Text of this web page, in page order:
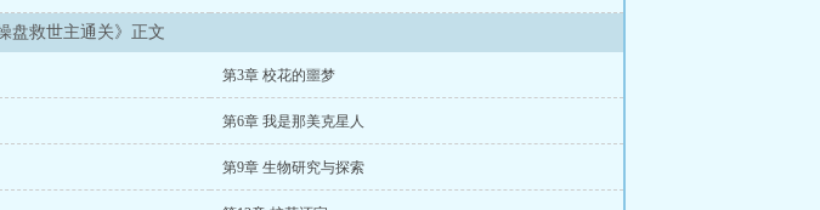
盘救世主通关》正文
第3章 校花的噩梦
第6章 我是那美克星人
第9章 生物研究与探索